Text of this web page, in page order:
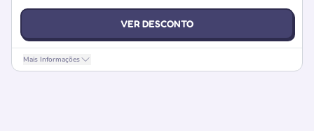
VER DESCONTO
Mais Informações